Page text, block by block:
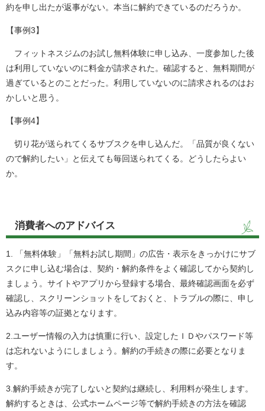
約を申し出たが返事がない。本当に解約できているのだろうか。
【事例3】
フィットネスジムのお試し無料体験に申し込み、一度参加した後
は利用していないのに料金が請求された。確認すると、無料期間が
過ぎているとのことだった。利用していないのに請求されるのはお
かしいと思う。
【事例4】
切り花が送られてくるサブスクを申し込んだ。「品質が良くない
ので解約したい」と伝えても毎回送られてくる。どうしたらよい
か。
消費者へのアドバイス
1. 「無料体験」「無料お試し期間」の広告・表示をきっかけにサブ
スクに申し込む場合は、契約・解約条件をよく確認してから契約し
ましょう。サイトやアプリから登録する場合、最終確認画面を必ず
確認し、スクリーンショットをしておくと、トラブルの際に、申し
込み内容等の証拠となります。
2.ユーザー情報の入力は慎重に行い、設定したＩＤやパスワード等
は忘れないようにしましょう。解約の手続きの際に必要となりま
す。
3.解約手続きが完了しないと契約は継続し、利用料が発生します。
解約するときは、公式ホームページ等で解約手続きの方法を確認